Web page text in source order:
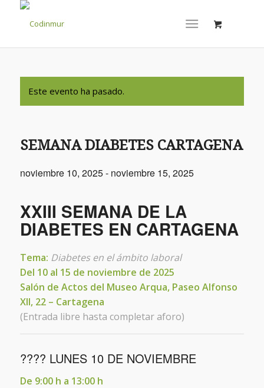
Este evento ha pasado.
SEMANA DIABETES CARTAGENA
noviembre 10, 2025- noviembre 15, 2025
XXIII SEMANA DE LA
DIABETES EN CARTAGENA
Tema: Diabetes en el ámbito laboral
Del 10 al 15 de noviembre de 2025
Salón de Actos del Museo Arqua, Paseo Alfonso
XII, 22 – Cartagena
(Entrada libre hasta completar aforo)
????️ LUNES 10 DE NOVIEMBRE
De 9:00 h a 13:00 h